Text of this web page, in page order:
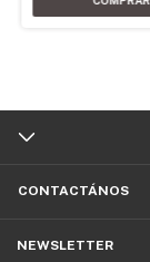
CONTACTÁNOS
NEWSLETTER